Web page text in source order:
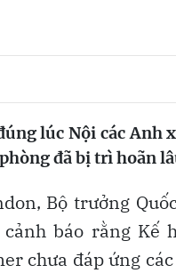
lúc Nội các
đã bị trì hoãn
Bộ trưởng
báo rằng Kế
chưa đáp ứng